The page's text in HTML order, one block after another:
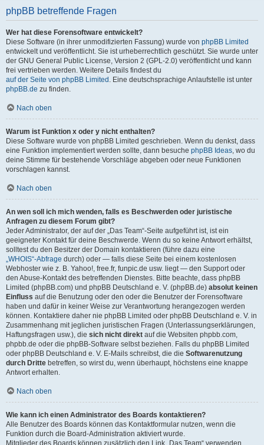
phpBB betreffende Fragen
Wer hat diese Forensoftware entwickelt?
Diese Software (in ihrer unmodifizierten Fassung) wurde von phpBB Limited
entwickelt und veröffentlicht. Sie ist urheberrechtlich geschützt. Sie wurde unter
der GNU General Public License, Version 2 (GPL-2.0) veröffentlicht und kann
frei vertrieben werden. Weitere Details findest du
auf der Seite von phpBB Limited . Eine deutschsprachige Anlaufstelle ist unter
phpBB.de zu finden.
Nach oben
Warum ist Funktion x oder y nicht enthalten?
Diese Software wurde von phpBB Limited geschrieben. Wenn du denkst, dass
eine Funktion implementiert werden sollte, dann besuche phpBB Ideas, wo du
deine Stimme für bestehende Vorschläge abgeben oder neue Funktionen
vorschlagen kannst.
Nach oben
An wen soll ich mich wenden, falls es Beschwerden oder juristische
Anfragen zu diesem Forum gibt?
Jeder Administrator, der auf der „Das Team“-Seite aufgeführt ist, ist ein
geeigneter Kontakt für deine Beschwerde. Wenn du so keine Antwort erhältst,
solltest du den Besitzer der Domain kontaktieren (führe dazu eine
„WHOIS“-Abfrage durch) oder — falls diese Seite bei einem kostenlosen
Webhoster wie z. B. Yahoo!, free.fr, funpic.de usw. liegt — den Support oder
den Abuse-Kontakt des betreffenden Dienstes. Bitte beachte, dass phpBB
Limited (phpBB.com) und phpBB Deutschland e. V. (phpBB.de) absolut keinen
Einfluss auf die Benutzung oder den oder die Benutzer der Forensoftware
haben und dafür in keiner Weise zur Verantwortung herangezogen werden
können. Kontaktiere daher nie phpBB Limited oder phpBB Deutschland e. V. in
Zusammenhang mit jeglichen juristischen Fragen (Unterlassungserklärungen,
Haftungsfragen usw.), die sich nicht direkt auf die Websiten phpbb.com,
phpbb.de oder die phpBB-Software selbst beziehen. Falls du phpBB Limited
oder phpBB Deutschland e. V. E-Mails schreibst, die die Softwarenutzung
durch Dritte betreffen, so wirst du, wenn überhaupt, höchstens eine knappe
Antwort erhalten.
Nach oben
Wie kann ich einen Administrator des Boards kontaktieren?
Alle Benutzer des Boards können das Kontaktformular nutzen, wenn die
Funktion durch die Board-Administration aktiviert wurde.
Mitglieder des Boards können zusätzlich den Link „Das Team“ verwenden.